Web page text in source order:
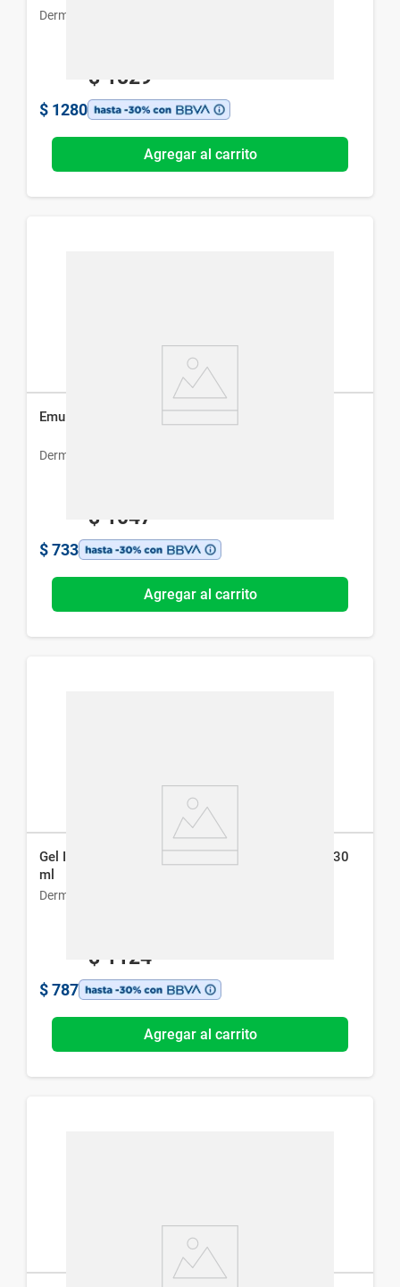
Dermur
$ 1829
$ 1280
Agregar al carrito
Emulsión de Limpieza Dermur x 150 ml
Dermur
$ 1047
$ 733
Agregar al carrito
Gel Invisible Dermur Gelacne para Piel Acneica x 30
ml
Dermur
$ 1124
$ 787
Agregar al carrito